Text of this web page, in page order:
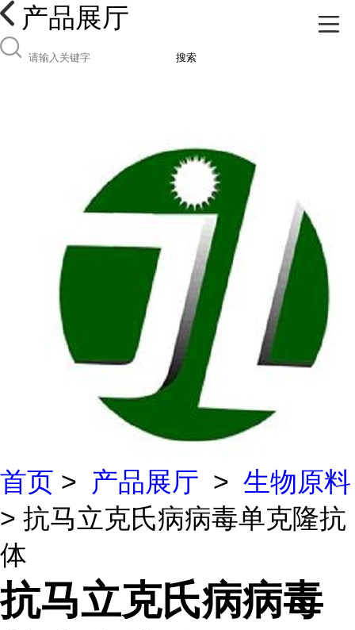
产品展厅
搜索
首页 > 产品展厅 > 生物原料
> 抗马立克氏病病毒单克隆抗
体
抗马立克氏病病毒